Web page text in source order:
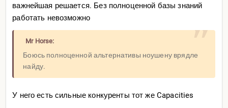
важнейшая решается. Без полноценной базы знаний
работать невозможно
Mr Horse:
Боюсь полноценной альтернативы ноушену врядле
найду.
У него есть сильные конкуренты тот же Capacities